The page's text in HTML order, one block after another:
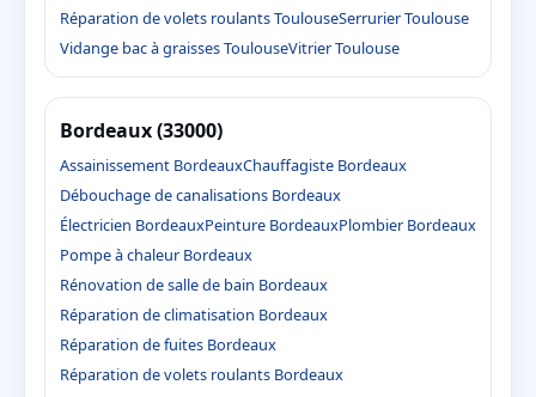
Réparation de volets roulants ToulouseSerrurier Toulouse
Vidange bac à graisses ToulouseVitrier Toulouse
Bordeaux (33000)
Assainissement BordeauxChauffagiste Bordeaux
Débouchage de canalisations Bordeaux
Électricien BordeauxPeinture BordeauxPlombier Bordeaux
Pompe à chaleur Bordeaux
Rénovation de salle de bain Bordeaux
Réparation de climatisation Bordeaux
Réparation de fuites Bordeaux
Réparation de volets roulants Bordeaux